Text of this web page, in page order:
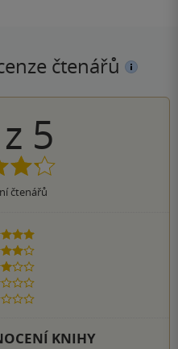
čtenářů
z 5
čtenářů
5 hvězdiček
4 hvězdičky
KNIHY